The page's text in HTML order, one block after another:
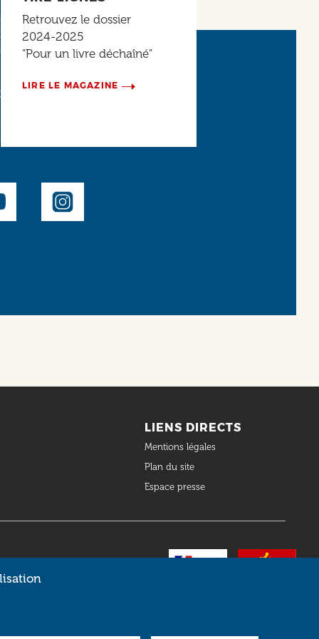
Retrouvez le dossier
2024-2025
"Pour un livre déchaîné"
LIRE LE MAGAZINE
LIENS DIRECTS
Mentions légales
Plan du site
Espace presse